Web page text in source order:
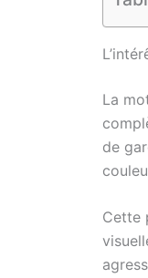
La
de
Cette